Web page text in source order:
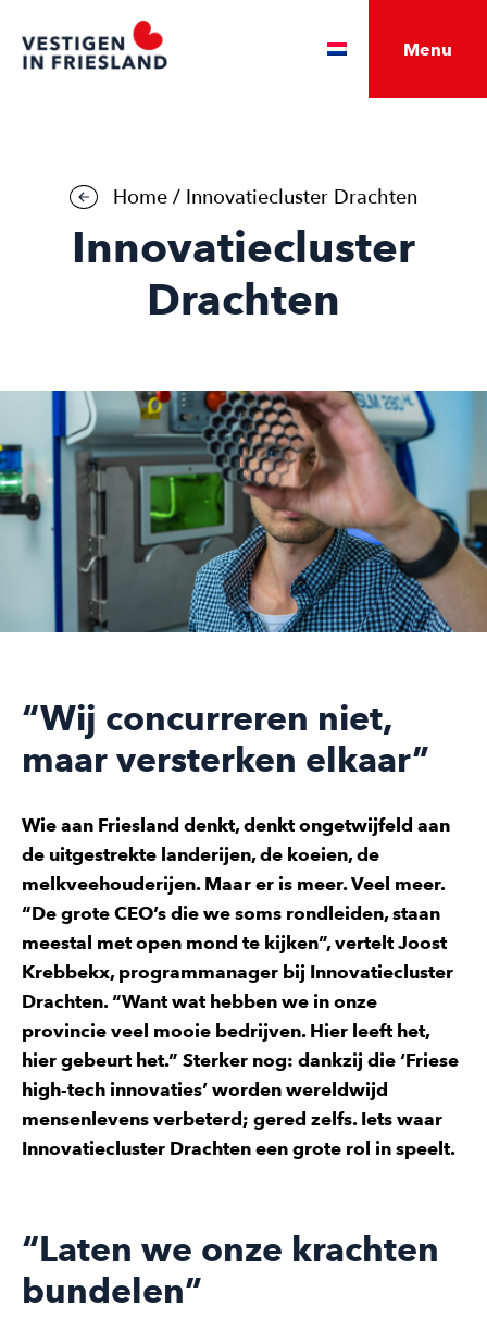
Menu
Home / Innovatiecluster Drachten
Innovatiecluster
Drachten
“Wij concurreren niet,
maar versterken elkaar”
Wie aan Friesland denkt, denkt ongetwijfeld aan
de uitgestrekte landerijen, de koeien, de
melkveehouderijen. Maar er is meer. Veel meer.
“De grote CEO’s die we soms rondleiden, staan
meestal met open mond te kijken”, vertelt Joost
Krebbekx, programmanager bij Innovatiecluster
Drachten. “Want wat hebben we in onze
provincie veel mooie bedrijven. Hier leeft het,
hier gebeurt het.” Sterker nog: dankzij die ‘Friese
high-tech innovaties’ worden wereldwijd
mensenlevens verbeterd; gered zelfs. Iets waar
Innovatiecluster Drachten een grote rol in speelt.
“Laten we onze krachten
bundelen”